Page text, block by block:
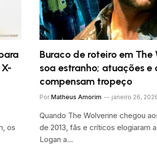
os
Buraco de roteiro em The
soa estranho; atuações e
compensam tropeço
Por Matheus Amorim janeiro 26,
Quando The Wolverine chegou
de 2013, fãs e críticos elogiaram
Logan a…